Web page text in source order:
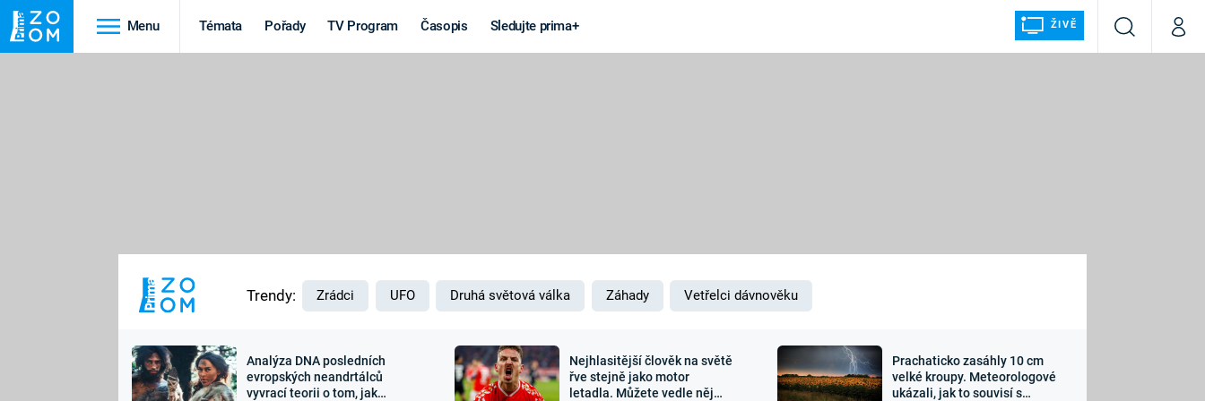
Menu Témata Pořady TV Program Časopis Sledujte prima+ ŽIVĚ
VyhledáváníMůj
MARS
Výročí
Záhady a
Zajímavosti Sledujte nás
Trendy: Zrádci UFO Druhá světová válka Záhady Vetřelci dávnověku
Analýza DNA posledních
evropských neandrtálců
vyvrací teorii o tom, jak
Nejhlasitější člověk na světě
řve stejně jako motor
letadla. Můžete vedle něj
Prachaticko zasáhly 10 cm
velké kroupy. Meteorologové
ukázali, jak to souvisí s